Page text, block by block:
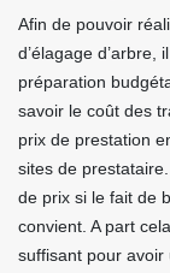
Afin de pouvoir
d’élagage d’arbre,
préparation
savoir le coût des
prix de prestation
sites de
de prix si le fait de
convient. A part
suffisant pour